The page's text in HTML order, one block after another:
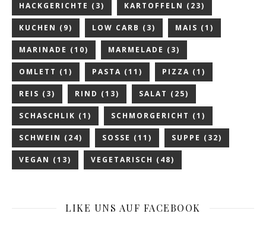
HACKGERICHTE (3) KARTOFFELN (23)
KUCHEN (9) LOW CARB (3) MAIS (1)
MARINADE (10) MARMELADE (3)
OMLETT (1) PASTA (11) PIZZA (1)
REIS (3) RIND (13) SALAT (25)
SCHASCHLIK (1) SCHMORGERICHT (1)
SCHWEIN (24) SOSSE (11) SUPPE (32)
VEGAN (13) VEGETARISCH (48)
LIKE UNS AUF FACEBOOK